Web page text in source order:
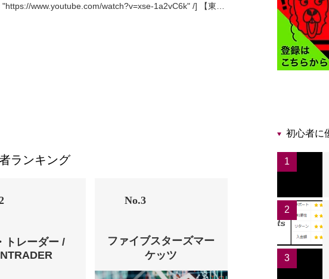
www.youtube.com/watch?v=xse-1a2vC6k" /] 【東…
ランキング
トレーダー /
No.3
ファイブスターズマー
ケッツ
初心者に
1
2
3